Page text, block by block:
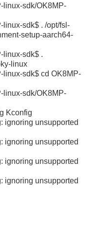
linux-sdk/OK8MP-
linux-sdk$ . /opt/fsl-
setup-aarch64-
sdk$ .
linux
linux-sdk$ cd OK8MP-
linux-sdk/OK8MP-
Kconfig
ignoring unsupported
ignoring unsupported
ignoring unsupported
ignoring unsupported